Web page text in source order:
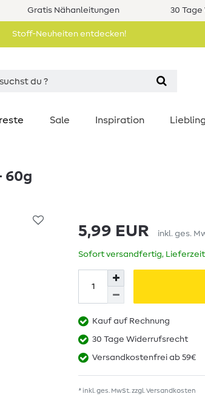
Gratis Nähanleitungen 30
Stoff-Neuheiten entdecken!
Sale Inspiration
60g
5,99 EUR inkl. ges.
Sofort versandfertig,
Kauf auf Rechnung
30 Tage Widerrufsrecht
Versandkostenfrei ab 59€
* inkl. ges. MwSt. zzgl. Versandkosten